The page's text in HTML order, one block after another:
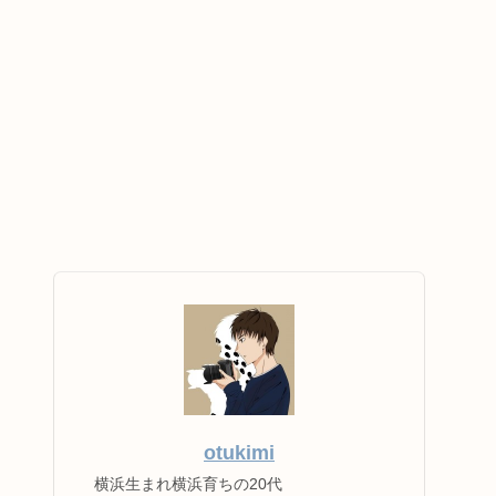
otukimi
横浜生まれ横浜育ちの20代